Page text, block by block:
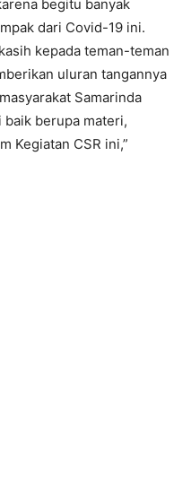
begitu banyak
dari Covid-19 ini.
kepada teman-teman
uluran tangannya
Samarinda
berupa materi,
Kegiatan CSR ini,”